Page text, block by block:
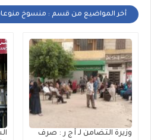
أخر المواضيع من قسم : منسوخ
وزيرة التضامن لـ أ ج ر : صرف